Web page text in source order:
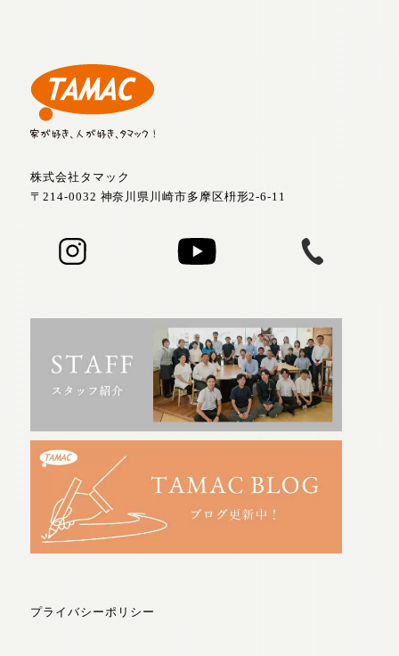
株式会社タマック
〒214-0032 神奈川県川崎市多摩区枡形2-6-11
プライバシーポリシー